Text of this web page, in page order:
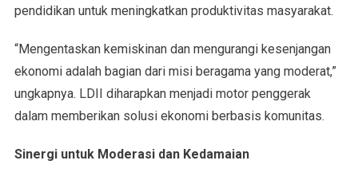
pendidikan untuk meningkatkan produktivitas masyarakat.
“Mengentaskan kemiskinan dan mengurangi kesenjangan
ekonomi adalah bagian dari misi beragama yang moderat,”
ungkapnya. LDII diharapkan menjadi motor penggerak
dalam memberikan solusi ekonomi berbasis komunitas.
Sinergi untuk Moderasi dan Kedamaian